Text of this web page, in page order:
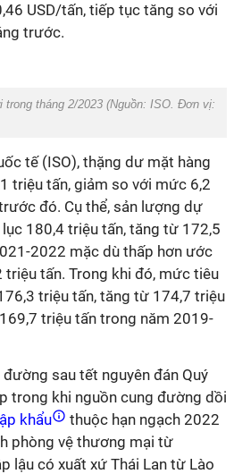
USD/tấn, tiếp tục tăng so với
trước.
trong tháng 2/2023 (Nguồn: ISO. Đơn vị:
tế (ISO), thặng dư mặt hàng
triệu tấn, giảm so với mức 6,2
đó. Cụ thể, sản lượng dự
180,4 triệu tấn, tăng từ 172,5
2022 mặc dù thấp hơn ước
tấn. Trong khi đó, mức tiêu
triệu tấn, tăng từ 174,7 triệu
triệu tấn trong năm 2019-
sau tết nguyên đán Quý
trong khi nguồn cung đường dồi
khẩu
thuộc hạn ngạch 2022
phòng vệ thương mại từ
lậu có xuất xứ Thái Lan từ Lào